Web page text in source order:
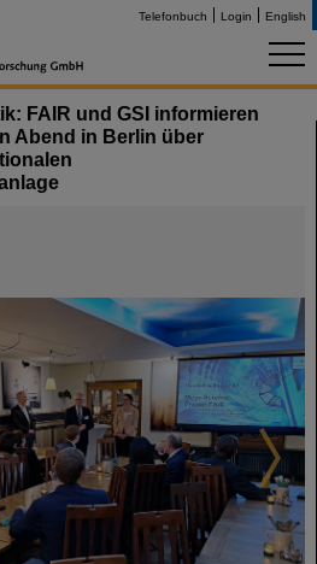
Telefonbuch Login English
FAIR und GSI informieren
Abend in Berlin über